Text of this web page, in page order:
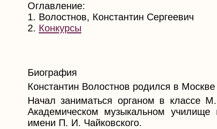
Оглавление:
1. Волостнов, Константин Сергеевич
2. Конкурсы
Биография
Константин Волостнов родился в Москве
Начал заниматься органом в классе
Академическом музыкальном училище
имени П. И. Чайковского.